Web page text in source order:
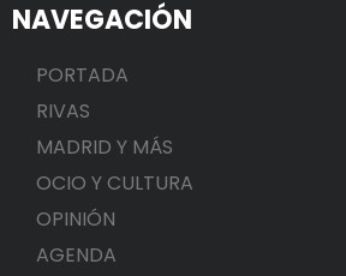
NAVEGACIÓN
PORTADA
RIVAS
MADRID Y MÁS
OCIO Y CULTURA
OPINIÓN
AGENDA